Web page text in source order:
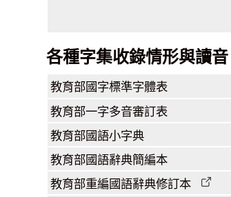
各種字集收錄情形與讀音
教育部國字標準字體表
教育部一字多音審訂表
教育部國語小字典
教育部國語辭典簡編本
教育部重編國語辭典修訂本